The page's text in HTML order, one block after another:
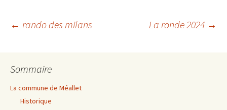
Navigation
des
articles
← rando des milans La ronde 2024 →
Sommaire
La commune de Méallet
Historique